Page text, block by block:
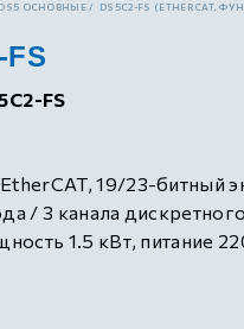
ОСНОВНЫЕ
DS5C2-FS (ETHERCAT,
FS
FS
19/23-битный
/ 3 канала
1.5 кВт, питание